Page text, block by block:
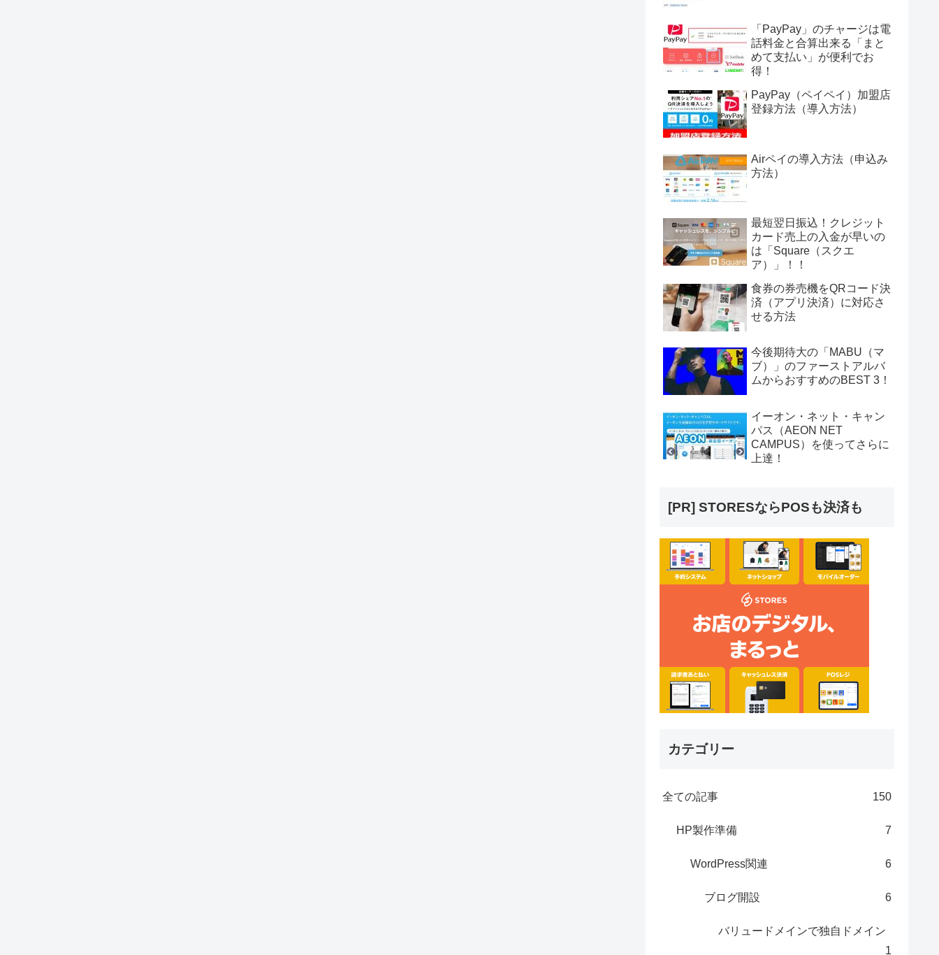
「PayPay」のチャージは電
話料金と合算出来る「まと
めて支払い」が便利でお
得！
PayPay（ペイペイ）加盟店
登録方法（導入方法）
Airペイの導入方法（申込み
方法）
最短翌日振込！クレジット
カード売上の入金が早いの
は「Square（スクエ
ア）」！！
食券の券売機をQRコード決
済（アプリ決済）に対応さ
せる方法
今後期待大の「MABU（マ
ブ）」のファーストアルバ
ムからおすすめのBEST 3！
イーオン・ネット・キャン
パス（AEON NET
CAMPUS）を使ってさらに
上達！
[PR] STORESならPOSも決済も
カテゴリー
全ての記事 150
HP製作準備 7
WordPress関連 6
ブログ開設 6
バリュードメインで独自ドメイン
1